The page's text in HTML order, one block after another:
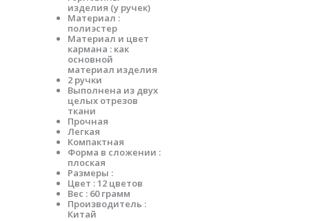
изделия (у ручек)
Материал :
полиэстер
Материал и цвет
кармана : как
основной
материал изделия
2 ручки
Выполнена из двух
целых отрезов
ткани
Прочная
Легкая
Компактная
Форма в сложении :
плоская
Размеры :
Цвет : 12 цветов
Вес : 60 грамм
Производитель :
Китай